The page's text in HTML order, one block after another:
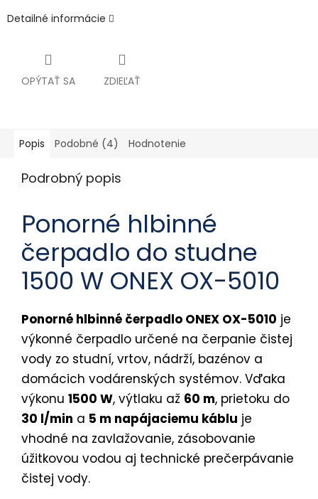
Detailné informácie
OPÝTAŤ SA ZDIEĽAŤ
Popis Podobné (4) Hodnotenie
Podrobný popis
Ponorné hlbinné
čerpadlo do studne
1500 W ONEX OX-5010
Ponorné hlbinné čerpadlo ONEX OX-5010 je
výkonné čerpadlo určené na čerpanie čistej
vody zo studní, vrtov, nádrží, bazénov a
domácich vodárenských systémov. Vďaka
výkonu 1500 W, výtlaku až 60 m, prietoku do
30 l/min a 5 m napájaciemu káblu je
vhodné na zavlažovanie, zásobovanie
úžitkovou vodou aj technické prečerpávanie
čistej vody.